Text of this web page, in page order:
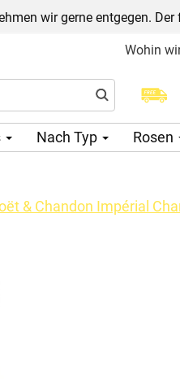
wir gerne entgegen.
Wohin
Nach Typ Rosen
& Chandon Impérial